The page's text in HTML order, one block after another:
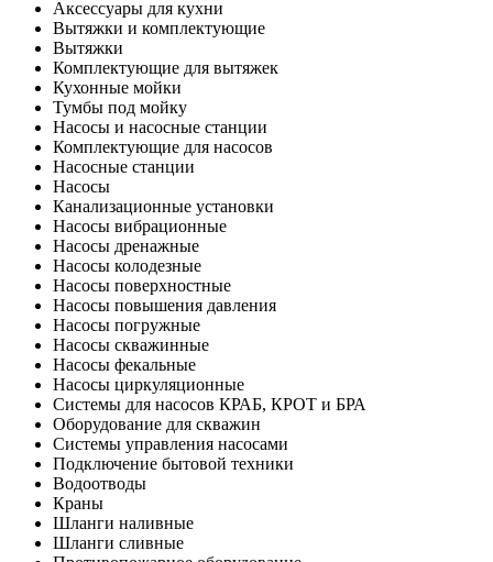
Аксессуары для кухни
Вытяжки и комплектующие
Вытяжки
Комплектующие для вытяжек
Кухонные мойки
Тумбы под мойку
Насосы и насосные станции
Комплектующие для насосов
Насосные станции
Насосы
Канализационные установки
Насосы вибрационные
Насосы дренажные
Насосы колодезные
Насосы поверхностные
Насосы повышения давления
Насосы погружные
Насосы скважинные
Насосы фекальные
Насосы циркуляционные
Системы для насосов КРАБ, КРОТ и БРА
Оборудование для скважин
Системы управления насосами
Подключение бытовой техники
Водоотводы
Краны
Шланги наливные
Шланги сливные